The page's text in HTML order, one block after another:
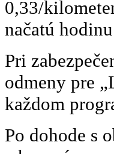
0,33/
načatú
Pri
odmeny pre
každom
Po dohode s